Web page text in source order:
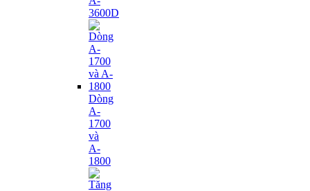
3600D
Dòng
A-
1700
và
A-
1800